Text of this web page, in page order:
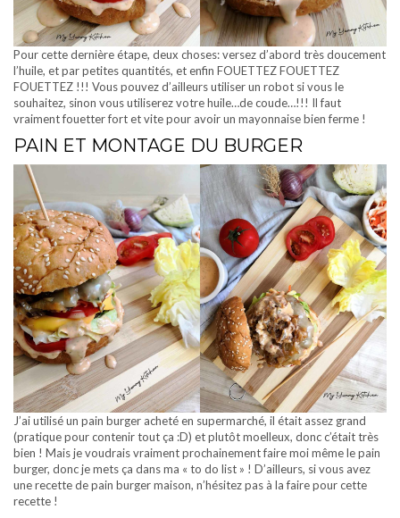
Pour cette dernière étape, deux choses: versez d’abord très doucement
l’huile, et par petites quantités, et enfin FOUETTEZ FOUETTEZ
FOUETTEZ !!! Vous pouvez d’ailleurs utiliser un robot si vous le
souhaitez, sinon vous utiliserez votre huile…de coude…!!! Il faut
vraiment fouetter fort et vite pour avoir un mayonnaise bien ferme !
PAIN ET MONTAGE DU BURGER
J’ai utilisé un pain burger acheté en supermarché, il était assez grand
(pratique pour contenir tout ça :D) et plutôt moelleux, donc c’était très
bien ! Mais je voudrais vraiment prochainement faire moi même le pain
burger, donc je mets ça dans ma « to do list » ! D’ailleurs, si vous avez
une recette de pain burger maison, n’hésitez pas à la faire pour cette
recette !